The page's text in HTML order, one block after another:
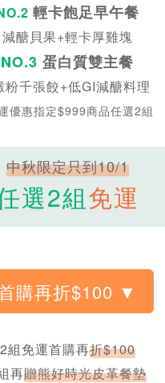
輕卡飽足早午餐
減醣貝果+輕卡厚雞塊
NO.3 蛋白質雙主餐
粉千張餃+低GI減醣料理
優惠指定$999商品任選2組
中秋限定只到10/1
選2組免運
2組免運首購再折$100
再贈熊好時光皮革餐墊